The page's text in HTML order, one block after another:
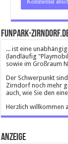
Funpark-
... ist eine
(landläufig
sowie im Großraum
Der Schwerpunkt
Zirndorf noch mehr
auch, wie Sie den
Herzlich
Anzeige